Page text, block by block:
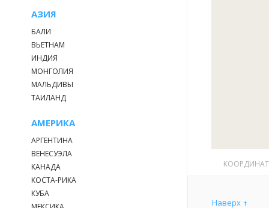
АЗИЯ
БАЛИ
ВЬЕТНАМ
ИНДИЯ
МОНГОЛИЯ
МАЛЬДИВЫ
ТАИЛАНД
АМЕРИКА
АРГЕНТИНА
ВЕНЕСУЭЛА
КАНАДА
КОСТА-РИКА
КУБА
Наверх